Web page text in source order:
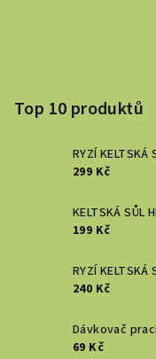
Top 10 produktů
RYZÍ KELTSKÁ
299 Kč
KELTSKÁ SŮL
199 Kč
RYZÍ KELTSKÁ
240 Kč
Dávkovač
69 Kč